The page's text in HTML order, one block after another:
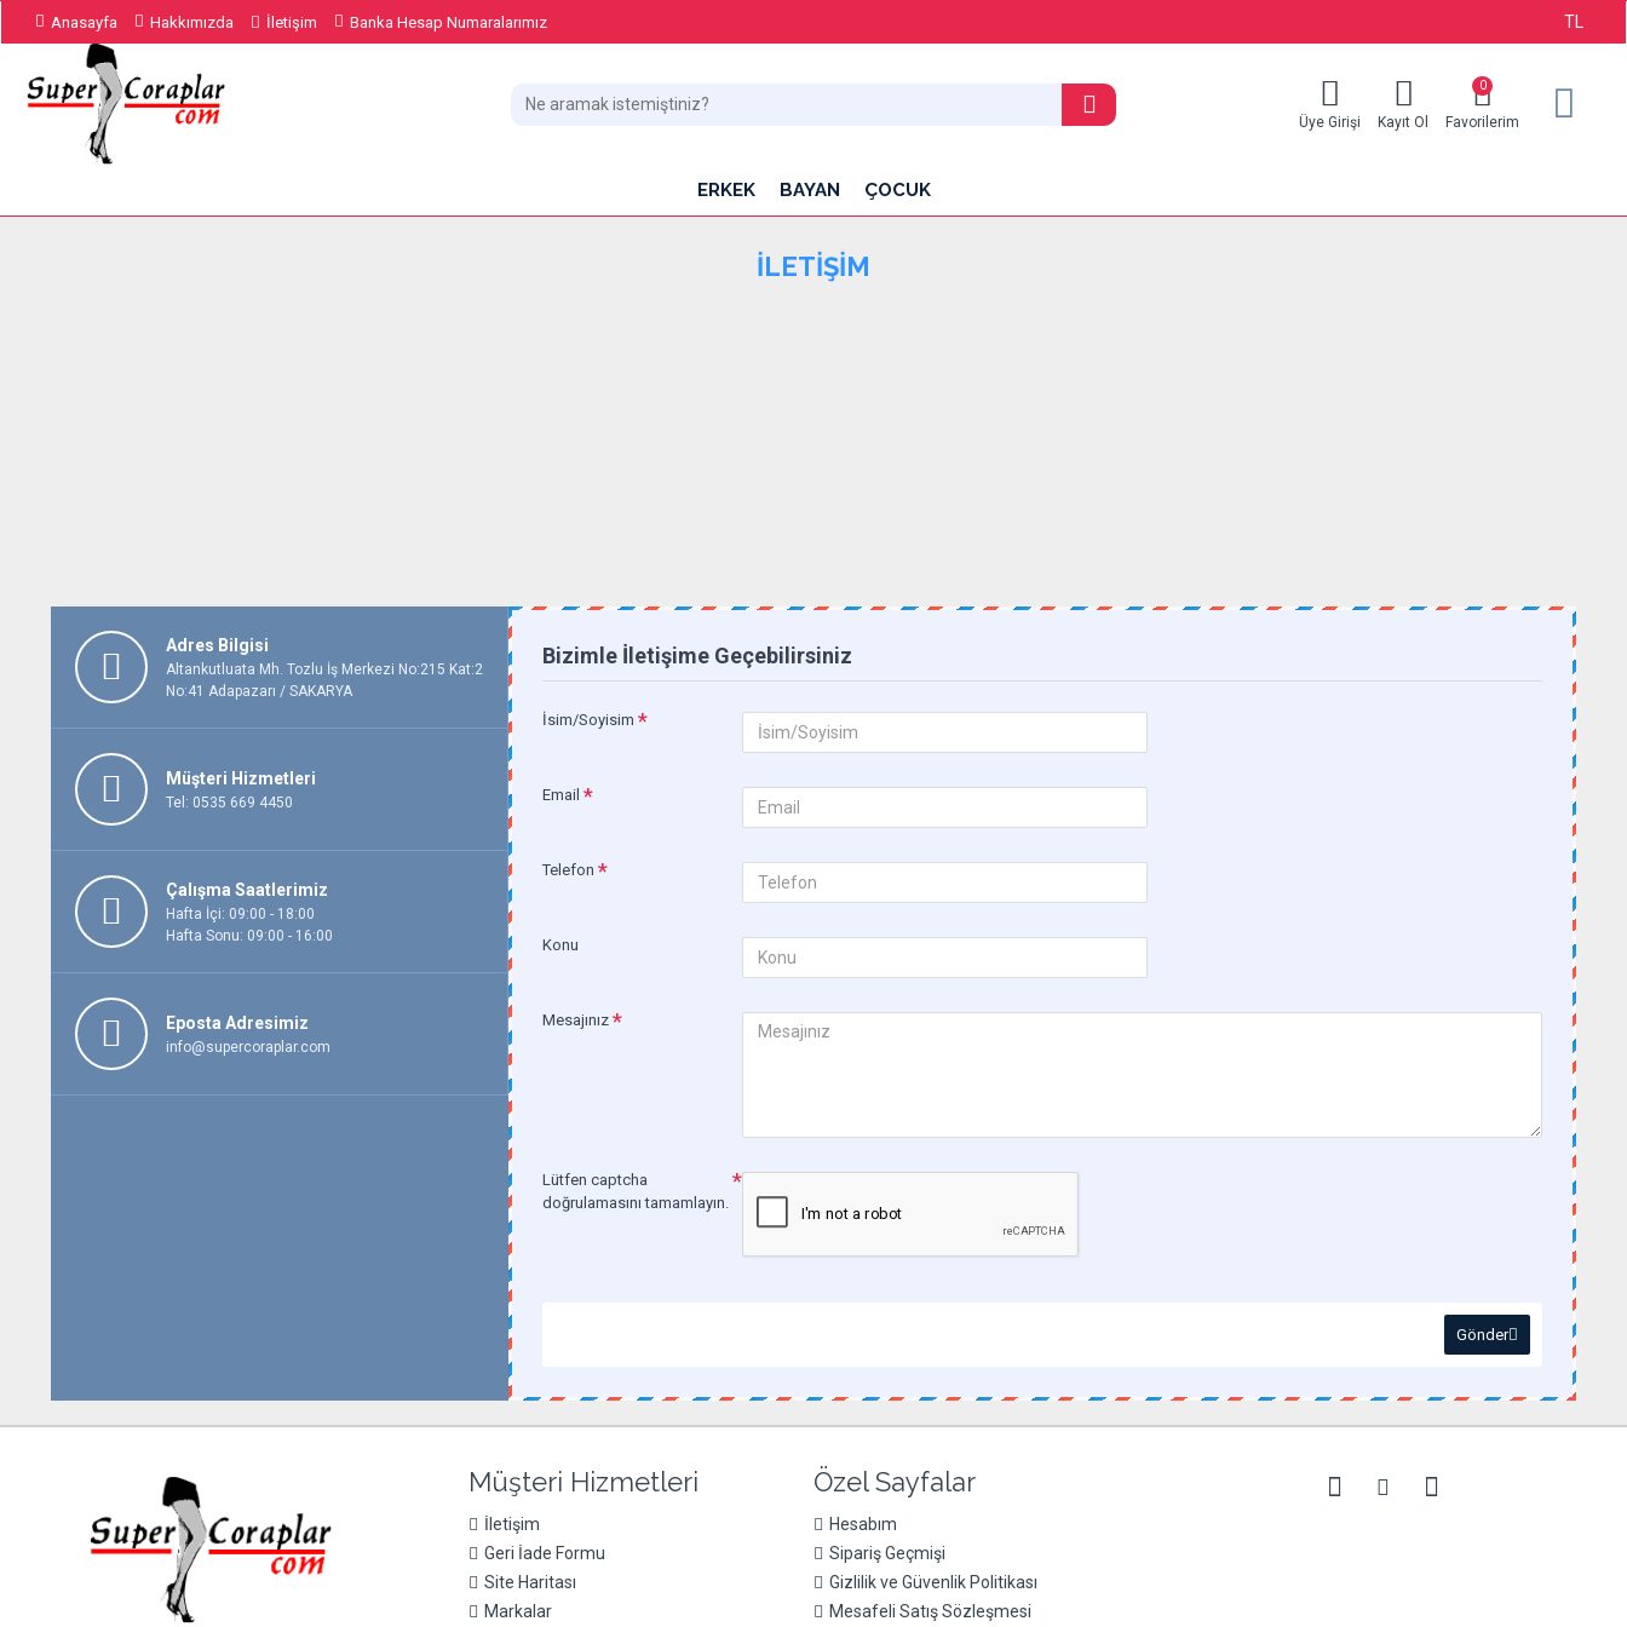
Anasayfa Hakkımızda İletişim Banka Hesap Numaralarımız TL
Üye Girişi Kayıt Ol Favorilerim
0
ERKEK BAYAN ÇOCUK
İLETIŞIM
Adres Bilgisi
Altankutluata Mh. Tozlu İş Merkezi No:215 Kat:2
No:41 Adapazarı / SAKARYA
Müşteri Hizmetleri
Tel: 0535 669 4450
Çalışma Saatlerimiz
Hafta İçi: 09:00 - 18:00
Hafta Sonu: 09:00 - 16:00
Eposta Adresimiz
info@supercoraplar.com
Bizimle İletişime Geçebilirsiniz
İsim/Soyisim
Email
Telefon
Konu
Mesajınız
Lütfen captcha
doğrulamasını tamamlayın.
Gönder
Müşteri Hizmetleri
İletişim
Geri İade Formu
Site Haritası
Markalar
Özel Sayfalar
Hesabım
Sipariş Geçmişi
Gizlilik ve Güvenlik Politikası
Mesafeli Satış Sözleşmesi